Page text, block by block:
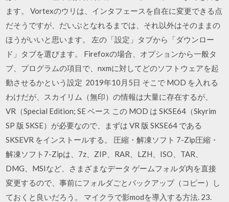
ます。 Vortexのウリは、インタフェースを自在に変更できる点
だそうですが、だいぶとなれるまでは、それ以外はそのままの
ほうがいいと思います。 左の「設定」タブから「ダウンロー
ド」タブを選びます。 Firefoxの場合、オプションから一般タ
ブ、プログラムの項目で、nxmに対してどのソフトウェアを起
動させるかという設定 2019年10月5日 そこで MOD を入れる
わけだが、スカイリム（無印）の情報は大量に存在するが、
VR（Special Edition; SE ベース この MOD は SKSE64（Skyrim
SP 版 SKSE）が必要なので、まずは VR 版 SKSE64 である
SKSEVR をインストールする。 圧縮・解凍ソフト 7-Zip圧縮・
解凍ソフト7-Zipは、7z、ZIP、RAR、LZH、ISO、TAR、
DMG、MSIなど、さまざまなデータ ゲームフォルダ内を直接
変更するので、事前にフォルダごとバックアップ（コピー）し
ておくと良いだろう。 マイクラで影modを導入する方法. 23.